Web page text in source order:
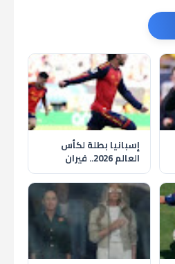
إسبانيا بطلة لكأس
العالم 2026.. فيران
توريس يقود الماتادور
لإسقاط الأرجنتين